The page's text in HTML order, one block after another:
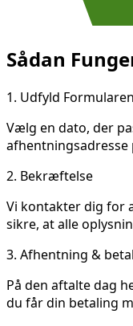
Sådan
1. Udfyld Formularen
Vælg en dato, der
afhentningsadresse
2. Bekræftelse
Vi kontakter dig for
sikre, at alle
3. Afhentning &
På den aftalte dag
du får din betaling